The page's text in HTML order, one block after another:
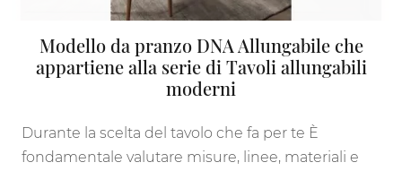
Modello da pranzo DNA Allungabile che
appartiene alla serie di Tavoli allungabili
moderni
Durante la scelta del tavolo che fa per te È
fondamentale valutare misure, linee, materiali e